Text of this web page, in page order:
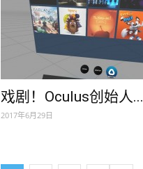
戏剧！Oculus创始人...
2017年6月29日